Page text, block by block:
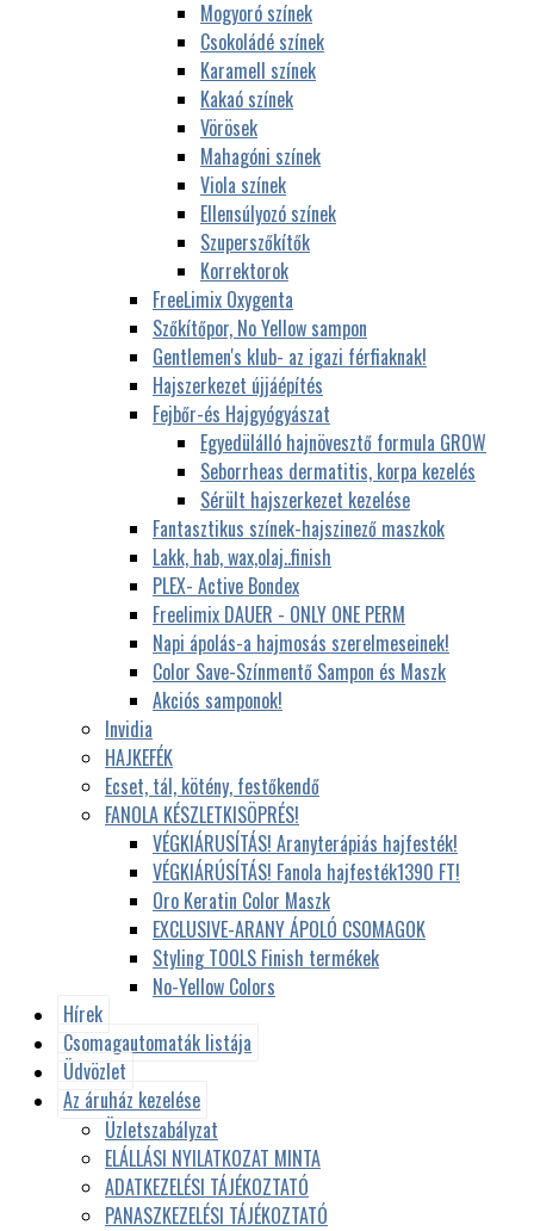
Mogyoró színek
Csokoládé színek
Karamell színek
Kakaó színek
Vörösek
Mahagóni színek
Viola színek
Ellensúlyozó színek
Szuperszőkítők
Korrektorok
FreeLimix Oxygenta
Szőkítőpor, No Yellow sampon
Gentlemen's klub- az igazi férfiaknak!
Hajszerkezet újjáépítés
Fejbőr-és Hajgyógyászat
Egyedülálló hajnövesztő formula GROW
Seborrheas dermatitis, korpa kezelés
Sérült hajszerkezet kezelése
Fantasztikus színek-hajszinező maszkok
Lakk, hab, wax,olaj..finish
PLEX- Active Bondex
Freelimix DAUER - ONLY ONE PERM
Napi ápolás-a hajmosás szerelmeseinek!
Color Save-Színmentő Sampon és Maszk
Akciós samponok!
Invidia
HAJKEFÉK
Ecset, tál, kötény, festőkendő
FANOLA KÉSZLETKISÖPRÉS!
VÉGKIÁRUSÍTÁS! Aranyterápiás hajfesték!
VÉGKIÁRÚSÍTÁS! Fanola hajfesték1390 FT!
Oro Keratin Color Maszk
EXCLUSIVE-ARANY ÁPOLÓ CSOMAGOK
Styling TOOLS Finish termékek
No-Yellow Colors
Hírek
Csomagautomaták listája
Üdvözlet
Az áruház kezelése
Üzletszabályzat
ELÁLLÁSI NYILATKOZAT MINTA
ADATKEZELÉSI TÁJÉKOZTATÓ
PANASZKEZELÉSI TÁJÉKOZTATÓ